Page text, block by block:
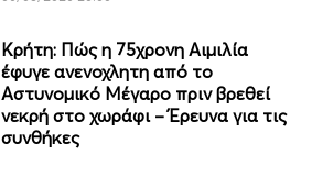
Κρήτη: Πώς η 75χρονη Αιμιλία
έφυγε ανενοχλητη από το
Αστυνομικό Μέγαρο πριν βρεθεί
νεκρή στο χωράφι – Έρευνα για τις
συνθήκες